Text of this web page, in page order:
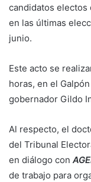
candidatos electos
en las últimas
junio.
Este acto se
horas, en el
gobernador Gildo
Al respecto, el
del Tribunal
en diálogo con
de trabajo para